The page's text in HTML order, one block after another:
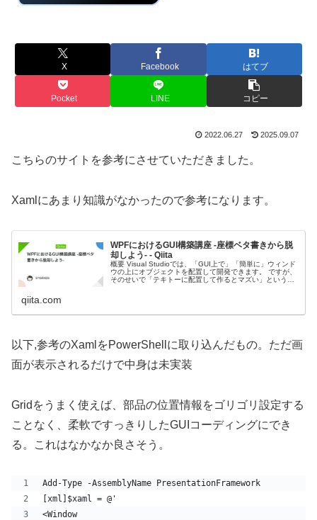
X Facebook はてブ
Pocket LINE コピー
2022.06.27 2025.09.07
こちらのサイトを参考にさせていただきました。
Xamlにあまり知識がなかったので参考になります。
WPFにおけるGUI構築講座 -座標ベタ書きから脱
却しよう- - Qiita
概要 Visual Studioでは、「GUI上で」「簡単に」ウィンド
ウの上にオブジェクトを配置して開発できます。 ですが、
そのせいで「テキトーに配置して作るとマズい」という事
qiita.com
以下,参考のXamlをPowerShellに取り込んだもの。ただ画
面が表示されるだけで中身は未実装
Gridをうまく使えば、部品の位置情報をゴリゴリ設定する
ことなく、柔軟ですっきりしたGUIコーディングにでき
る。これはなかなか良さそう。
Add-Type -AssemblyName PresentationFramework
[xml]$xaml = @'
<Window